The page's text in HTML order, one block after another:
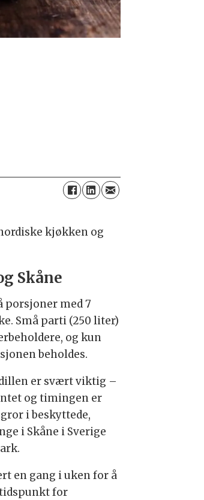
kjøkken og
Skåne
porsjoner med 7
Små parti (250 liter)
og kun
beholdes.
er svært viktig –
og timingen er
i beskyttede,
i Skåne i Sverige
en gang i uken for å
for